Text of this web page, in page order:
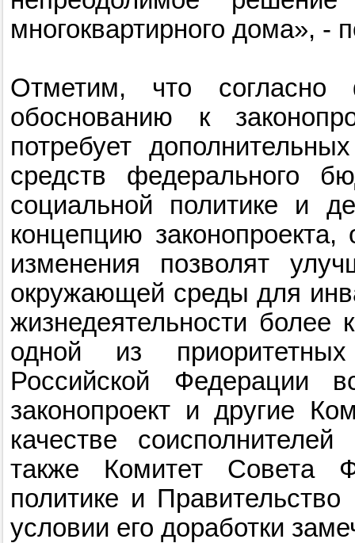
многоквартирного дома», -
Отметим, что согласно
обоснованию к
потребует
средств федерального
социальной политике и
концепцию
изменения позволят
окружающей среды для
жизнедеятельности более
одной из
Российской Федерации
законопроект и другие
качестве
также Комитет Совета
политике и
условии его доработки